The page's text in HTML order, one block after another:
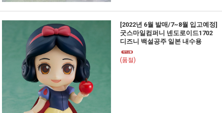
[2022년 6월 발매/7~8월 입고예정]
굿스마일컴퍼니 넨도로이드1702
디즈니 백설공주 일본 내수용
(품절)